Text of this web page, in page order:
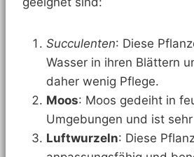
Succulenten: Diese
Wasser in ihren Blättern
daher wenig Pflege.
Moos: Moos gedeiht in
Umgebungen und ist
Luftwurzeln: Diese